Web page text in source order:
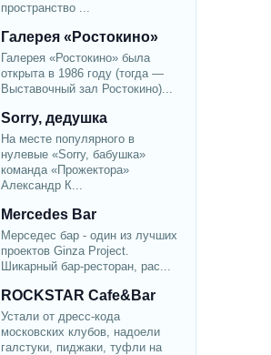
пространство ...
Галерея «Ростокино»
Галерея «Ростокино» была
открыта в 1986 году (тогда —
Выставочный зал Ростокино)...
Sorry, дедушка
На месте популярного в
нулевые «Sorry, бабушка»
команда «Прожектора»
Александр К...
Mercedes Bar
Мерседес бар - один из лучших
проектов Ginza Project.
Шикарный бар-ресторан, рас...
ROCKSTAR Cafe&Bar
Устали от дресс-кода
московских клубов, надоели
галстуки, пиджаки, туфли на